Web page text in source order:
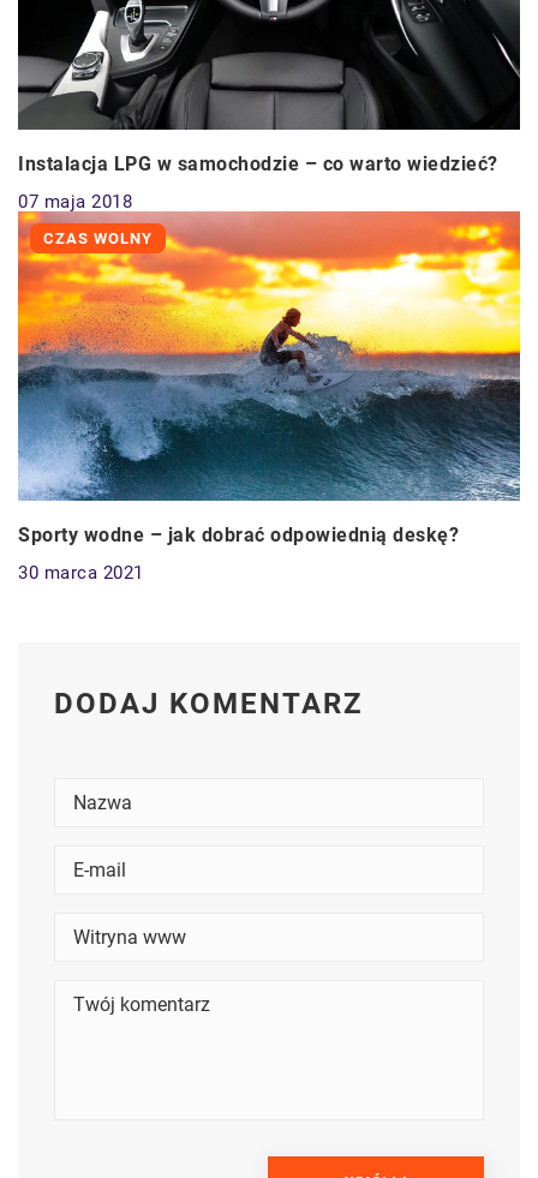
Instalacja LPG w samochodzie – co warto wiedzieć?
07 maja 2018
CZAS WOLNY
Sporty wodne – jak dobrać odpowiednią deskę?
30 marca 2021
DODAJ KOMENTARZ